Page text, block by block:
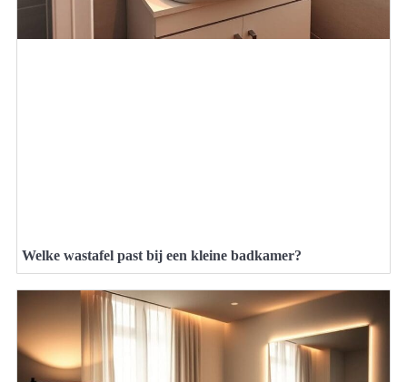
Welke wastafel past bij een kleine badkamer?